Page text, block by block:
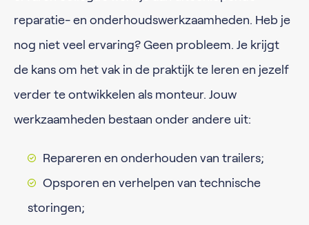
reparatie- en onderhoudswerkzaamheden. Heb je
nog niet veel ervaring? Geen probleem. Je krijgt
de kans om het vak in de praktijk te leren en jezelf
verder te ontwikkelen als monteur. Jouw
werkzaamheden bestaan onder andere uit:
Repareren en onderhouden van trailers;
Opsporen en verhelpen van technische
storingen;